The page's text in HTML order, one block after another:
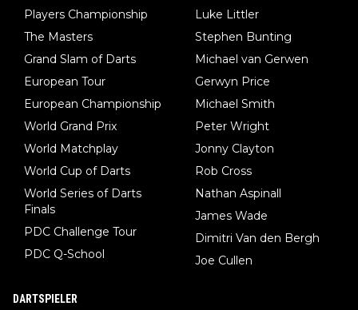
Players Championship
The Masters
Grand Slam of Darts
European Tour
European Championship
World Grand Prix
World Matchplay
World Cup of Darts
World Series of Darts
Finals
PDC Challenge Tour
PDC Q-School
Luke Littler
Stephen Bunting
Michael van Gerwen
Gerwyn Price
Michael Smith
Peter Wright
Jonny Clayton
Rob Cross
Nathan Aspinall
James Wade
Dimitri Van den Bergh
Joe Cullen
DARTSPIELER